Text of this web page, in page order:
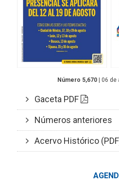
Número 5,670 | 06
Gaceta PDF
Números anteriores
Acervo Histórico